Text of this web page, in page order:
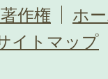
作権
ホ
イトマップ